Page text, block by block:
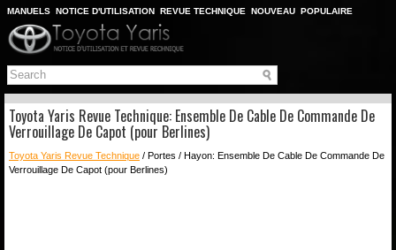
MANUELS NOTICE D'UTILISATION REVUE TECHNIQUE NOUVEAU POPULAIRE
PLAN DU SITE
CHERCHER
Toyota Yaris Revue Technique: Ensemble De Cable De Commande De
Verrouillage De Capot (pour Berlines)
Toyota Yaris Revue Technique / Portes / Hayon: Ensemble De Cable De Commande De
Verrouillage De Capot (pour Berlines)